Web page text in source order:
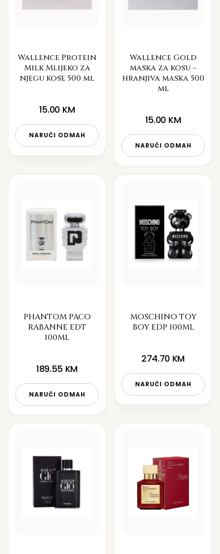
Wallence Protein
Milk Mlijeko za
njegu kose 500 ml
15.00 KM
NARUČI ODMAH
Wallence Gold
maska za kosu –
hranjiva maska 500
ml
15.00 KM
NARUČI ODMAH
PHANTOM PACO
RABANNE EDT
100ML
189.55 KM
NARUČI ODMAH
MOSCHINO TOY
BOY EDP 100ML
274.70 KM
NARUČI ODMAH